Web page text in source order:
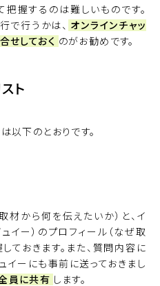
把握するのは難しいものです。
で行うかは、 オンラインチャッ
せしておく のがお勧めです。
ト
以下のとおりです。
から何を伝えたいか）と、イ
イー）のプロフィール（なぜ取
ておきます。また、質問内容に
イーにも事前に送っておきまし
員に共有 します。